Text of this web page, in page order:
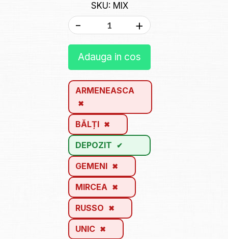
SKU: MIX
- +
Adauga in cos
ARMENEASCA
BĂLȚI
DEPOZIT
GEMENI
MIRCEA
RUSSO
UNIC